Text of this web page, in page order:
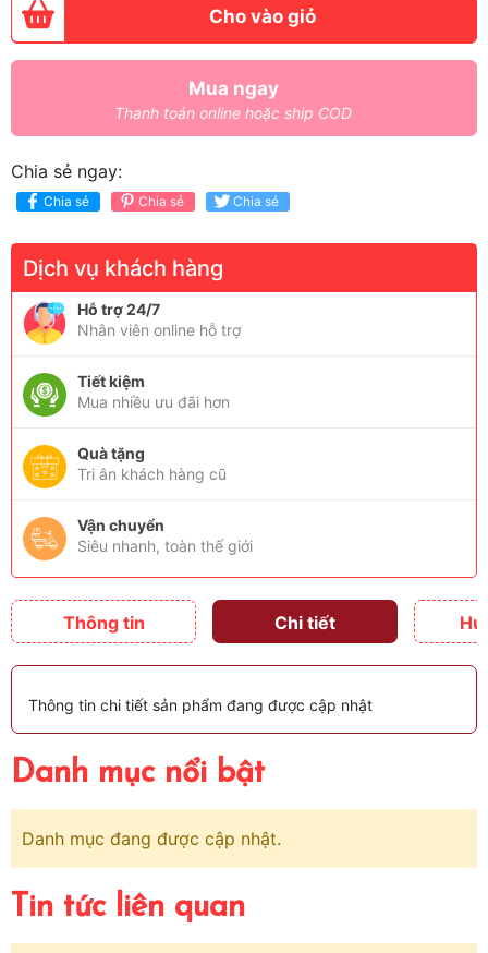
Cho vào giỏ
Mua ngay
Thanh toán online hoặc ship COD
Chia sẻ ngay:
Chia sẻ Chia sẻ Chia sẻ
Dịch vụ khách hàng
Hỗ trợ 24/7
Nhân viên online hỗ trợ
Tiết kiệm
Mua nhiều ưu đãi hơn
Quà tặng
Tri ân khách hàng cũ
Vận chuyển
Siêu nhanh, toàn thế giới
Thông tin Chi tiết
Thông tin chi tiết sản phẩm đang được cập nhật
Danh mục nổi bật
Danh mục đang được cập nhật.
Tin tức liên quan